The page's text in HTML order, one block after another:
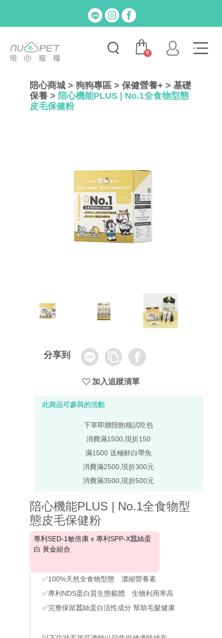
0
陪心商城 > 狗狗專區 > 保健營養+ > 基礎
保養 > 陪心機能PLUS | No.1全食物型態
皮毛保健粉
分享到 Line
Copy
Link
Facebook
加入追蹤清單
此商品可參與的活動
下單即贈陪飽糧試吃包
消費滿1500,現折150
滿1500 送極鮮白帶魚
消費滿2500,現折300元
消費滿3500,現折500元
陪心機能PLUS | No.1全食物型
態皮毛保健粉
專利SED-1敏倍康 x 專利SPP-X蠶絲蛋
白 黃金組合
✅100%天然全食物型態 濃縮營養素
✅專利NDS蛋白質生態載體 生物利用率高
✅完整保留蠶絲蛋白活性成分 幫助毛髮健康